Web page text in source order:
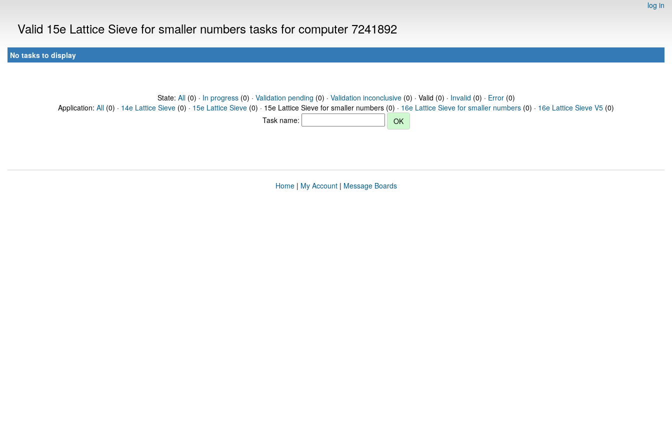
log in
Valid 15e Lattice Sieve for smaller numbers tasks for computer 7241892
No tasks to display
State: All(0) · In progress(0) · Validation pending (0) · Validation inconclusive(0) · Valid (0) · Invalid (0) · Error(0)
Application: All (0) · 14e Lattice Sieve (0) · 15e Lattice Sieve (0) · 15e Lattice Sieve for smaller numbers (0) · 16e Lattice Sieve for smaller numbers (0) · 16e Lattice Sieve V5 (0)
Task name:
Home| My Account| Message Boards